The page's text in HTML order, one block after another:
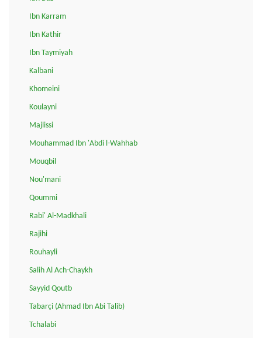
Ibn Karram
Ibn Kathir
Ibn Taymiyah
Kalbani
Khomeini
Koulayni
Majlissi
Mouhammad Ibn 'Abdi l-Wahhab
Mouqbil
Nou'mani
Qoummi
Rabi' Al-Madkhali
Rajihi
Rouhayli
Salih Al Ach-Chaykh
Sayyid Qoutb
Tabarçi (Ahmad Ibn Abi Talib)
Tchalabi